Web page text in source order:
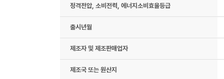
정격전압, 소비전력, 에너지소비효율등급
출시년월
제조자 및 제조판매업자
제조국 또는 원산지